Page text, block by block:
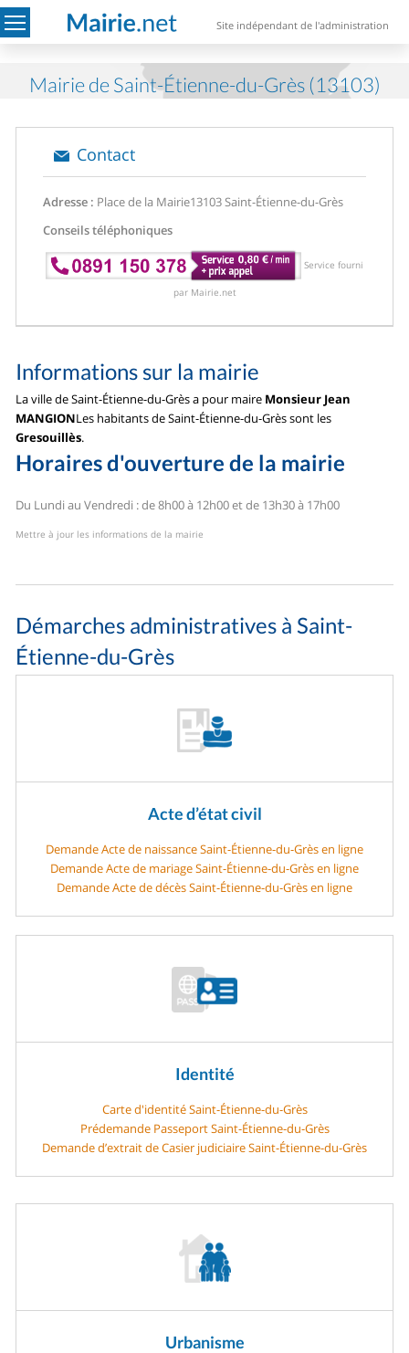
Site indépendant de l'administration
Mairie de Saint-Étienne-du-Grès (13103)
Contact
Adresse : Place de la Mairie13103 Saint-Étienne-du-Grès
Conseils téléphoniques
Service fourni
par Mairie.net
Informations sur la mairie
La ville de Saint-Étienne-du-Grès a pour maire Monsieur Jean
MANGIONLes habitants de Saint-Étienne-du-Grès sont les
Gresouillès.
Horaires d'ouverture de la mairie
Du Lundi au Vendredi : de 8h00 à 12h00 et de 13h30 à 17h00
Mettre à jour les informations de la mairie
Démarches administratives à Saint-
Étienne-du-Grès
Acte d’état civil
Demande Acte de naissance Saint-Étienne-du-Grès en ligne
Demande Acte de mariage Saint-Étienne-du-Grès en ligne
Demande Acte de décès Saint-Étienne-du-Grès en ligne
Identité
Carte d'identité Saint-Étienne-du-Grès
Prédemande Passeport Saint-Étienne-du-Grès
Demande d’extrait de Casier judiciaire Saint-Étienne-du-Grès
Urbanisme